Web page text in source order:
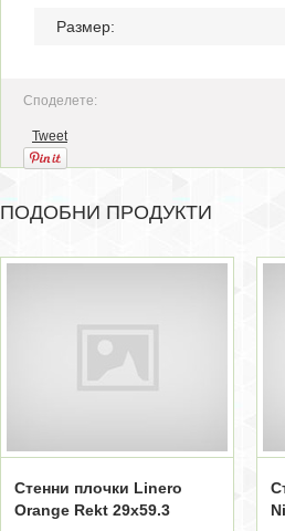
Размер:
Споделете:
Tweet
ПОДОБНИ ПРОДУКТИ
Стенни плочки Linero
Orange Rekt 29х59.3